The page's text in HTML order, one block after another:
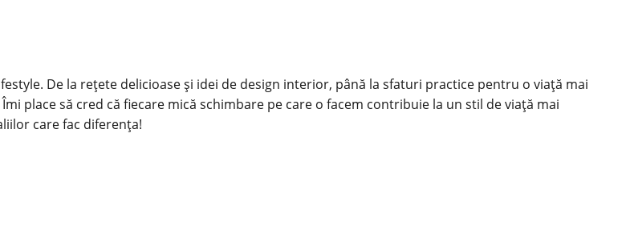
De la rețete delicioase și idei de design interior, până la sfaturi practice pentru o viață mai
place să cred că fiecare mică schimbare pe care o facem contribuie la un stil de viață mai
care fac diferența!